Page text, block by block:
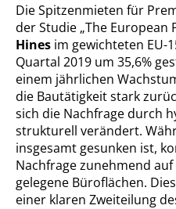
Die Spitzenmieten für
der Studie „The European
Hines im gewichteten EU-
Quartal 2019 um 35,6%
einem jährlichen
die Bautätigkeit stark
sich die Nachfrage durch
strukturell verändert.
insgesamt gesunken ist,
Nachfrage zunehmend
gelegene Büroflächen.
einer klaren Zweiteilung